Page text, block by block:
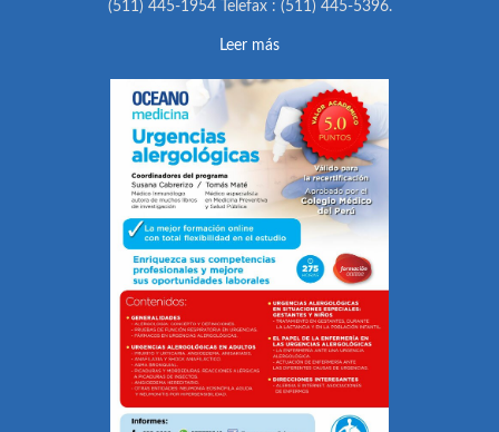
(511) 445-1954 Telefax : (511) 445-5396.
Leer más